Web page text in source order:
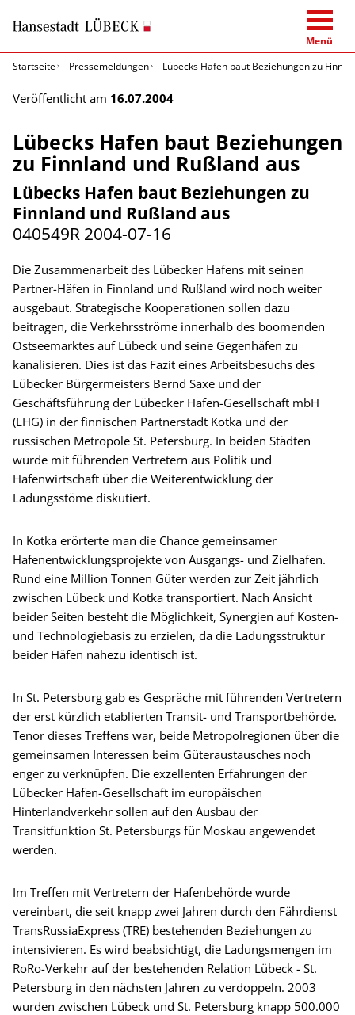
Menü
Startseite
Pressemeldungen Lübecks Hafen baut Beziehungen zu
Veröffentlicht am 16.07.2004
Lübecks Hafen baut Beziehungen
zu Finnland und Rußland aus
Lübecks Hafen baut Beziehungen zu
Finnland und Rußland aus
040549R 2004-07-16
Die Zusammenarbeit des Lübecker Hafens mit seinen
Partner-Häfen in Finnland und Rußland wird noch weiter
ausgebaut. Strategische Kooperationen sollen dazu
beitragen, die Verkehrsströme innerhalb des boomenden
Ostseemarktes auf Lübeck und seine Gegenhäfen zu
kanalisieren. Dies ist das Fazit eines Arbeitsbesuchs des
Lübecker Bürgermeisters Bernd Saxe und der
Geschäftsführung der Lübecker Hafen-Gesellschaft mbH
(LHG) in der finnischen Partnerstadt Kotka und der
russischen Metropole St. Petersburg. In beiden Städten
wurde mit führenden Vertretern aus Politik und
Hafenwirtschaft über die Weiterentwicklung der
Ladungsstöme diskutiert.
In Kotka erörterte man die Chance gemeinsamer
Hafenentwicklungsprojekte von Ausgangs- und Zielhafen.
Rund eine Million Tonnen Güter werden zur Zeit jährlich
zwischen Lübeck und Kotka transportiert. Nach Ansicht
beider Seiten besteht die Möglichkeit, Synergien auf Kosten-
und Technologiebasis zu erzielen, da die Ladungsstruktur
beider Häfen nahezu identisch ist.
In St. Petersburg gab es Gespräche mit führenden Vertretern
der erst kürzlich etablierten Transit- und Transportbehörde.
Tenor dieses Treffens war, beide Metropolregionen über die
gemeinsamen Interessen beim Güteraustausches noch
enger zu verknüpfen. Die exzellenten Erfahrungen der
Lübecker Hafen-Gesellschaft im europäischen
Hinterlandverkehr sollen auf den Ausbau der
Transitfunktion St. Petersburgs für Moskau angewendet
werden.
Im Treffen mit Vertretern der Hafenbehörde wurde
vereinbart, die seit knapp zwei Jahren durch den Fährdienst
TransRussiaExpress (TRE) bestehenden Beziehungen zu
intensivieren. Es wird beabsichtigt, die Ladungsmengen im
RoRo-Verkehr auf der bestehenden Relation Lübeck - St.
Petersburg in den nächsten Jahren zu verdoppeln. 2003
wurden zwischen Lübeck und St. Petersburg knapp 500.000